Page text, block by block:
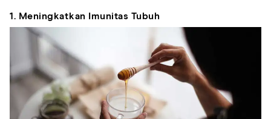
1. Meningkatkan Imunitas Tubuh